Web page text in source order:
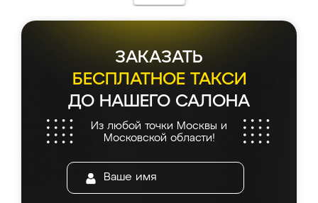
ЗАКАЗАТЬ
БЕСПЛАТНОЕ ТАКСИ
ДО НАШЕГО САЛОНА
Из любой точки Москвы и
Московской области!